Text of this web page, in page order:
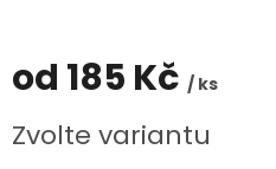
od 185 Kč / ks
cena:
Zvolte variantu